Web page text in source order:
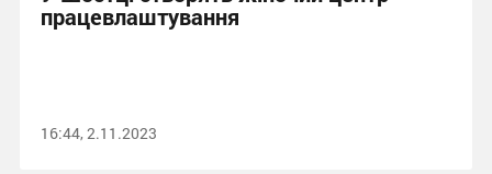
працевлаштування
16:44, 2.11.2023